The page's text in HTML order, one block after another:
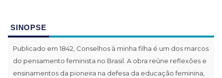
SINOPSE
Publicado em 1842, Conselhos à minha filha é um dos marcos
do pensamento feminista no Brasil. A obra reúne reflexões e
ensinamentos da pioneira na defesa da educação feminina,